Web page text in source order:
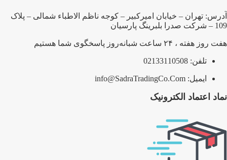
آدرس: تهران – خیابان امیرکبیر – کوجه ناظم الاطباء شمالی – پلاک
109 – شرکت صدرا بلبرینگ پارسیان
هفت روز هفته ، ۲۴ ساعت شبانه‌روز پاسخگوی شما هستیم
تلفن: 02133110508
ایمیل: info@SadraTradingCo.Com
نماد اعتماد الکترونیک